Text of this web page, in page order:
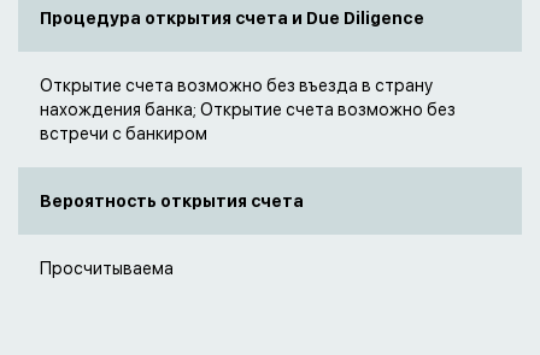
Процедура открытия счета и Due Diligence
Открытие счета возможно без въезда в страну
нахождения банка; Открытие счета возможно без
встречи с банкиром
Вероятность открытия счета
Просчитываема